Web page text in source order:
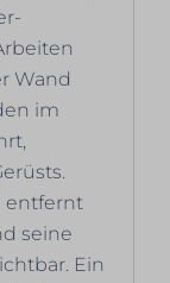
Wand
im
entfernt
seine
Ein